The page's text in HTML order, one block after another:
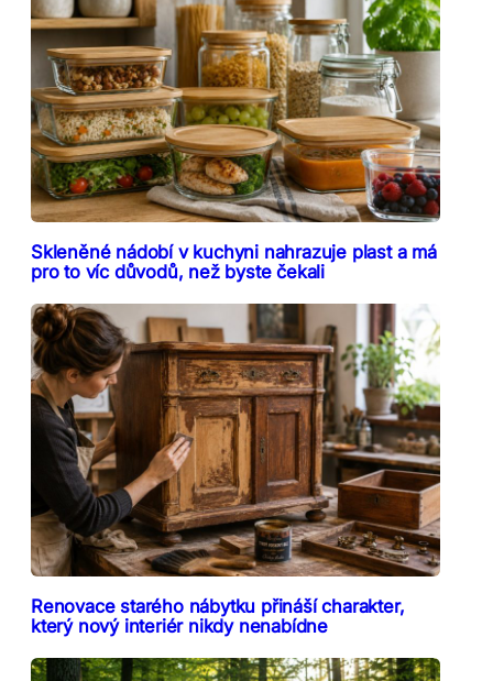
Skleněné nádobí v kuchyni nahrazuje plast a má
pro to víc důvodů, než byste čekali
Renovace starého nábytku přináší charakter,
který nový interiér nikdy nenabídne